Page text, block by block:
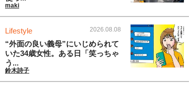
maki
Lifestyle 2026.08.08
“外面の良い義母”にいじめられて
いた34歳女性。ある日「笑っちゃ
う...
鈴木詩子